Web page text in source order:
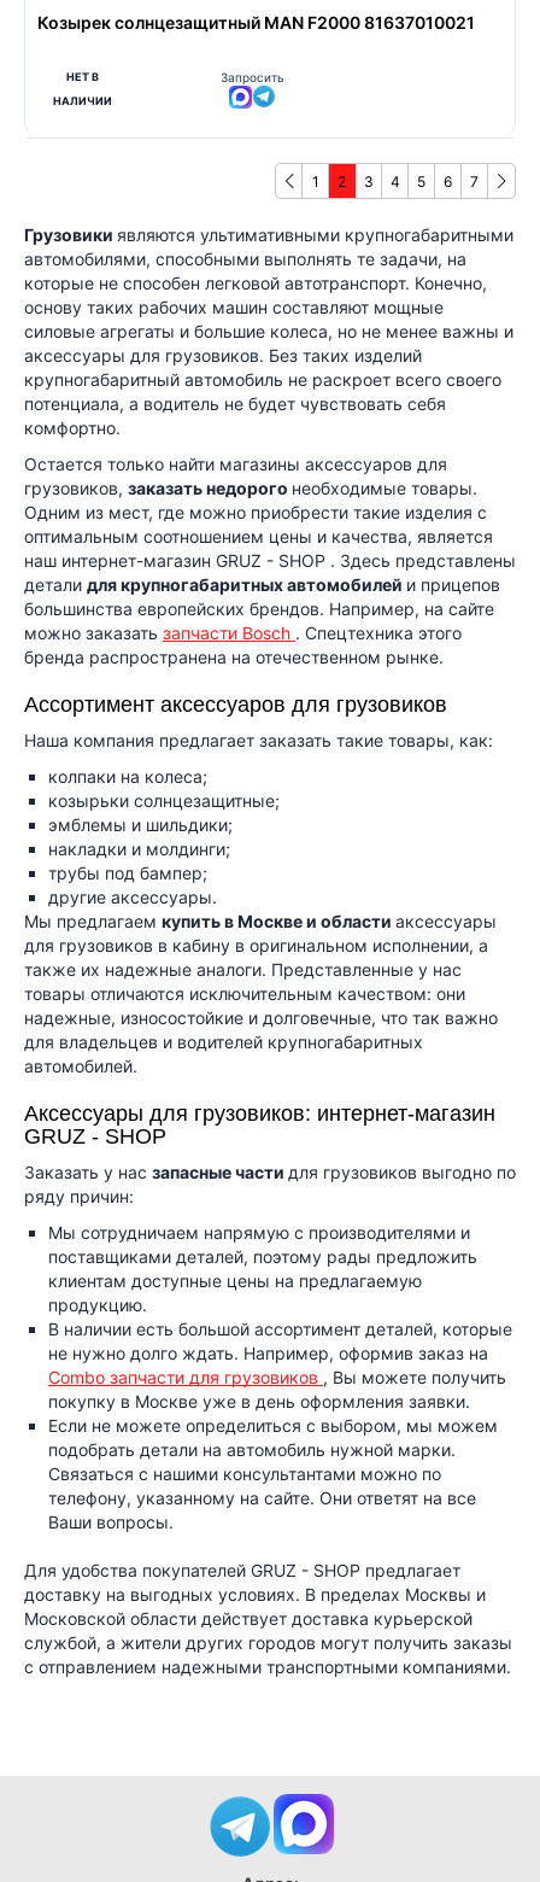
Козырек солнцезащитный MAN F2000 81637010021
НЕТ В
НАЛИЧИИ
Запросить
1 2 3 4 5 6 7
Грузовики являются ультимативными крупногабаритными
автомобилями, способными выполнять те задачи, на
которые не способен легковой автотранспорт. Конечно,
основу таких рабочих машин составляют мощные
силовые агрегаты и большие колеса, но не менее важны и
аксессуары для грузовиков. Без таких изделий
крупногабаритный автомобиль не раскроет всего своего
потенциала, а водитель не будет чувствовать себя
комфортно.
Остается только найти магазины аксессуаров для
грузовиков, заказать недорого необходимые товары.
Одним из мест, где можно приобрести такие изделия с
оптимальным соотношением цены и качества, является
наш интернет-магазин GRUZ - SHOP . Здесь представлены
детали для крупногабаритных автомобилей и прицепов
большинства европейских брендов. Например, на сайте
можно заказать запчасти Bosch . Спецтехника этого
бренда распространена на отечественном рынке.
Ассортимент аксессуаров для грузовиков
Наша компания предлагает заказать такие товары, как:
колпаки на колеса;
козырьки солнцезащитные;
эмблемы и шильдики;
накладки и молдинги;
трубы под бампер;
другие аксессуары.
Мы предлагаем купить в Москве и области аксессуары
для грузовиков в кабину в оригинальном исполнении, а
также их надежные аналоги. Представленные у нас
товары отличаются исключительным качеством: они
надежные, износостойкие и долговечные, что так важно
для владельцев и водителей крупногабаритных
автомобилей.
Аксессуары для грузовиков: интернет-магазин
GRUZ - SHOP
Заказать у нас запасные части для грузовиков выгодно по
ряду причин:
Мы сотрудничаем напрямую с производителями и
поставщиками деталей, поэтому рады предложить
клиентам доступные цены на предлагаемую
продукцию.
В наличии есть большой ассортимент деталей, которые
не нужно долго ждать. Например, оформив заказ на
Combo запчасти для грузовиков , Вы можете получить
покупку в Москве уже в день оформления заявки.
Если не можете определиться с выбором, мы можем
подобрать детали на автомобиль нужной марки.
Связаться с нашими консультантами можно по
телефону, указанному на сайте. Они ответят на все
Ваши вопросы.
Для удобства покупателей GRUZ - SHOP предлагает
доставку на выгодных условиях. В пределах Москвы и
Московской области действует доставка курьерской
службой, а жители других городов могут получить заказы
с отправлением надежными транспортными компаниями.